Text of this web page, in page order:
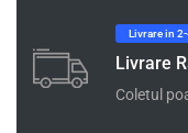
Livrare in
Livrare
Coletul